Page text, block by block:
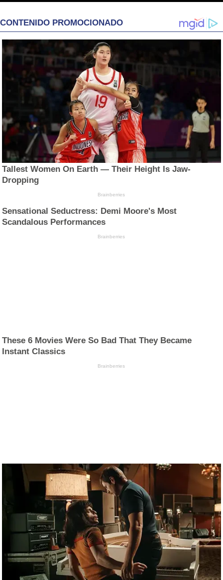
CONTENIDO PROMOCIONADO
Tallest Women On Earth — Their Height Is Jaw-
Dropping
Brainberries
Sensational Seductress: Demi Moore's Most
Scandalous Performances
Brainberries
These 6 Movies Were So Bad That They Became
Instant Classics
Brainberries